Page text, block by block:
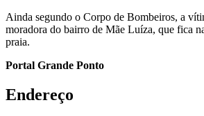
Ainda segundo o Corpo de Bombeiros, a
moradora do bairro de Mãe Luíza, que fica
praia.
Portal Grande Ponto
Endereço